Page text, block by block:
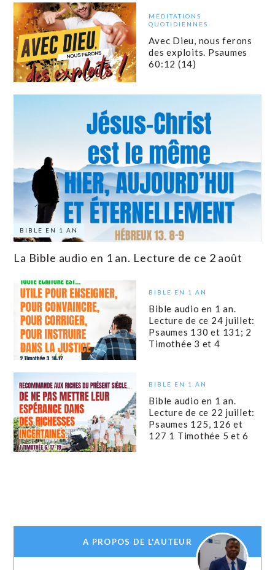
MÉDITATIONS
QUOTIDIENNES
Avec Dieu, nous ferons
des exploits. Psaumes
60:12 (14)
BIBLE EN 1 AN
La Bible audio en 1 an. Lecture de ce 2 août
BIBLE EN 1 AN
Bible audio en 1 an.
Lecture de ce 24 juillet:
Psaumes 130 et 131; 2
Timothée 3 et 4
BIBLE EN 1 AN
Bible audio en 1 an.
Lecture de ce 22 juillet:
Psaumes 125, 126 et
127 1 Timothée 5 et 6
A PROPOS DE L'AUTEUR